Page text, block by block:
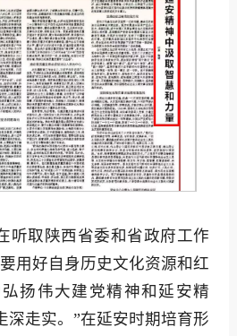
听取陕西省委和省政府工作
用好自身历史文化资源和红
扬伟大建党精神和延安精
深走实。”在延安时期培育形